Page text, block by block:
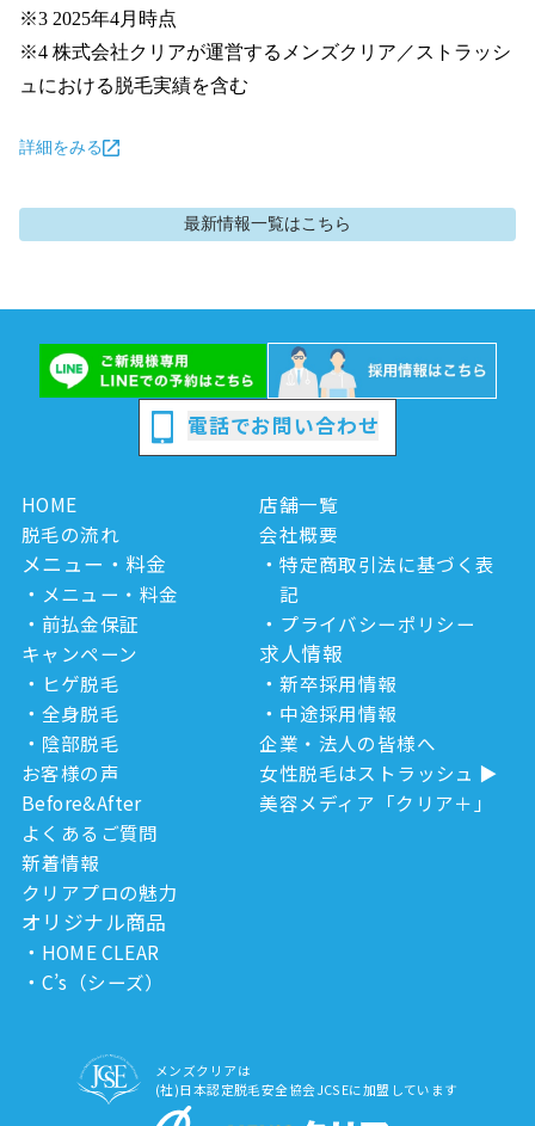
※3 2025年4月時点
※4 株式会社クリアが運営するメンズクリア／ストラッシ
ュにおける脱毛実績を含む
詳細をみる
最新情報一覧はこちら
電話でお問い合わせ
HOME
脱毛の流れ
メニュー・料金
メニュー・料金
前払金保証
キャンペーン
ヒゲ脱毛
全身脱毛
陰部脱毛
お客様の声
Before&After
よくあるご質問
新着情報
クリアプロの魅力
オリジナル商品
HOME CLEAR
C’s（シーズ）
店舗一覧
会社概要
特定商取引法に基づく表
記
プライバシーポリシー
求人情報
新卒採用情報
中途採用情報
企業・法人の皆様へ
女性脱毛はストラッシュ
美容メディア「クリア＋」
メンズクリアは
(社)日本認定脱毛安全協会JCSEに加盟しています